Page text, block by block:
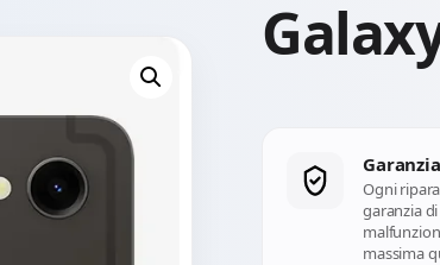
Ogni
garanzia
massima